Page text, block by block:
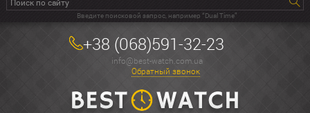
Введите поисковой запрос, например “Dual Time”
+38 (068)591-32-23
info@best-watch.com.ua
Обратный звонок